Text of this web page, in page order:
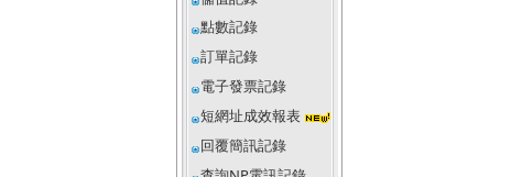
點數記錄
訂單記錄
電子發票記錄
短網址成效報表
回覆簡訊記錄